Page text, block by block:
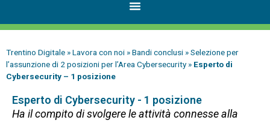
Trentino Digitale »Lavora con noi »Bandi conclusi »Selezione per
l’assunzione di 2 posizioni per l’Area Cybersecurity» Esperto di
Cybersecurity – 1 posizione
Esperto di Cybersecurity - 1 posizione
Ha il compito di svolgere le attività connesse alla